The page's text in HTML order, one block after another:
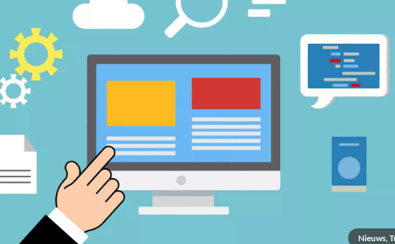
Nieuws,